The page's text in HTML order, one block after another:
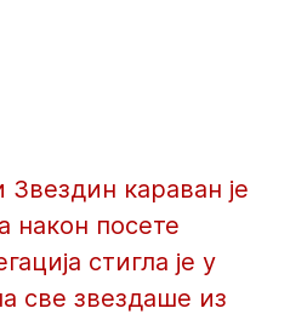
Звездин караван је
након посете
стигла је у
све звездаше из